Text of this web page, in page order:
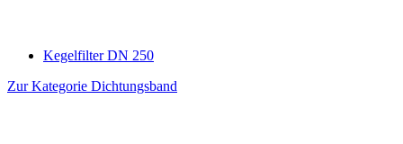
Kegelfilter DN 250
Zur Kategorie Dichtungsband